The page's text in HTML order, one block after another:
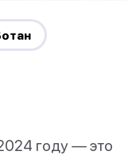
году — это